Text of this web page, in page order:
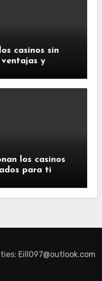
casinos sin
ventajas y
los casinos
para ti
Eill097@outlook.com